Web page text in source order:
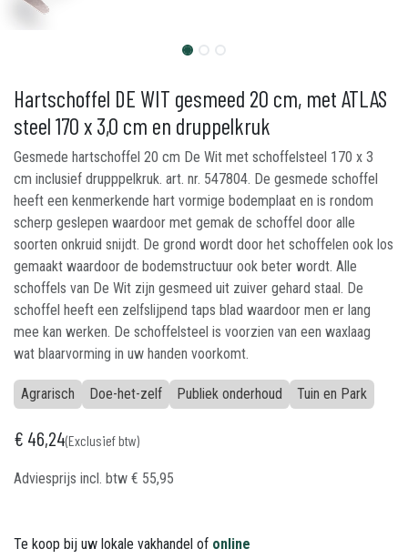
Hartschoffel DE WIT gesmeed 20 cm, met ATLAS
steel 170 x 3,0 cm en druppelkruk
Gesmede hartschoffel 20 cm De Wit met schoffelsteel 170 x 3
cm inclusief drupppelkruk. art. nr. 547804. De gesmede schoffel
heeft een kenmerkende hart vormige bodemplaat en is rondom
scherp geslepen waardoor met gemak de schoffel door alle
soorten onkruid snijdt. De grond wordt door het schoffelen ook los
gemaakt waardoor de bodemstructuur ook beter wordt. Alle
schoffels van De Wit zijn gesmeed uit zuiver gehard staal. De
schoffel heeft een zelfslijpend taps blad waardoor men er lang
mee kan werken. De schoffelsteel is voorzien van een waxlaag
wat blaarvorming in uw handen voorkomt.
Agrarisch Doe-het-zelf Publiek onderhoud Tuin en Park
€ 46,24(Exclusief btw)
Adviesprijs incl. btw € 55,95
Te koop bij uw lokale vakhandel of online